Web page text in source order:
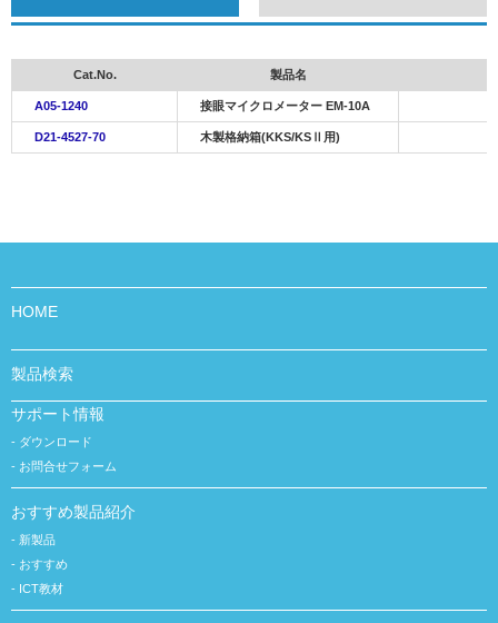
Cat.No. 製品名
A05-1240 接眼マイクロメーター EM-10A
D21-4527-70 木製格納箱(KKS/KSⅡ用)
HOME
製品検索
サポート情報
ダウンロード
お問合せフォーム
おすすめ製品紹介
新製品
おすすめ
ICT教材